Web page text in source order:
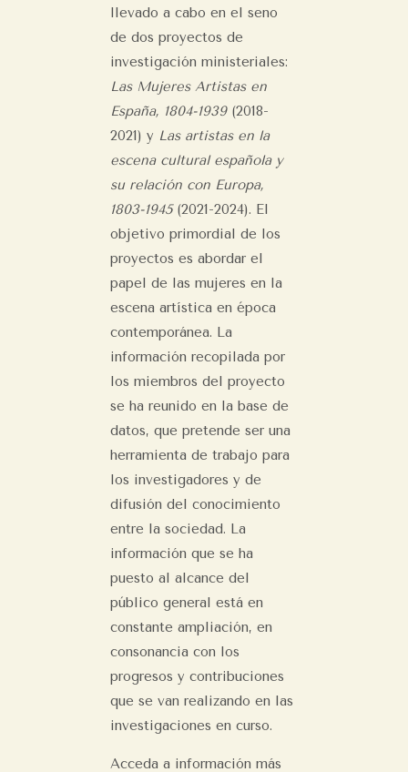
llevado a cabo en el seno
de dos proyectos de
investigación ministeriales:
Las Mujeres Artistas en
España, 1804-1939(2018-
2021) y Las artistas en la
escena cultural española y
su relación con Europa,
1803-1945(2021-2024). El
objetivo primordial de los
proyectos es abordar el
papel de las mujeres en la
escena artística en época
contemporánea. La
información recopilada por
los miembros del proyecto
se ha reunido en la base de
datos, que pretende ser una
herramienta de trabajo para
los investigadores y de
difusión del conocimiento
entre la sociedad. La
información que se ha
puesto al alcance del
público general está en
constante ampliación, en
consonancia con los
progresos y contribuciones
que se van realizando en las
investigaciones en curso.
Acceda a información más